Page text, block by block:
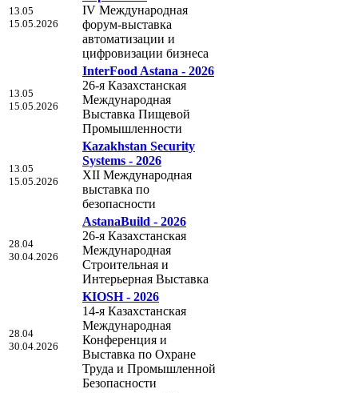
13.05
15.05.2026
IV Международная
форум-выставка
автоматизации и
цифровизации бизнеса
13.05
15.05.2026
InterFood Astana - 2026
26-я Казахстанская
Международная
Выставка Пищевой
Промышленности
13.05
15.05.2026
Kazakhstan Security
Systems - 2026
XII Международная
выставка по
безопасности
28.04
30.04.2026
AstanaBuild - 2026
26-я Казахстанская
Международная
Строительная и
Интерьерная Выставка
28.04
30.04.2026
KIOSH - 2026
14-я Казахстанская
Международная
Конференция и
Выставка по Охране
Труда и Промышленной
Безопасности